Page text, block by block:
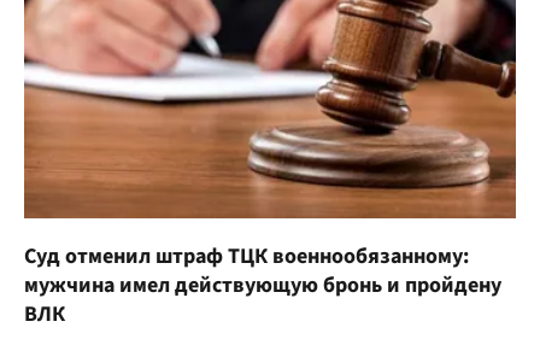
Суд отменил штраф ТЦК военнообязанному:
мужчина имел действующую бронь и пройдену
ВЛК